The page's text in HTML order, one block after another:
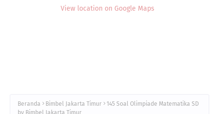
View location on Google Maps
Beranda Bimbel Jakarta Timur
145 Soal Olimpiade Matematika SD